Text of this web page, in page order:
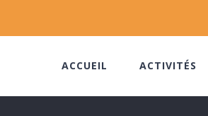
ACCUEIL ACTIVITÉS